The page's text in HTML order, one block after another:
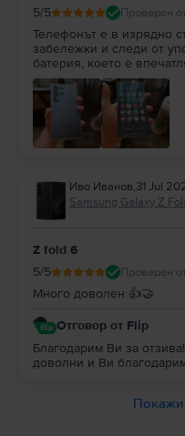
5/5 Проверен
Телефонът е в изрядно
забележки и следи от
батерия, което е
Иво Иванов,31 Jul
Samsung Galaxy Z
Z fold 6
5/5 Проверен
Много доволен 👍🤝
Отговор от Flip
Благодарим Ви за
доволни и Ви
Покажи